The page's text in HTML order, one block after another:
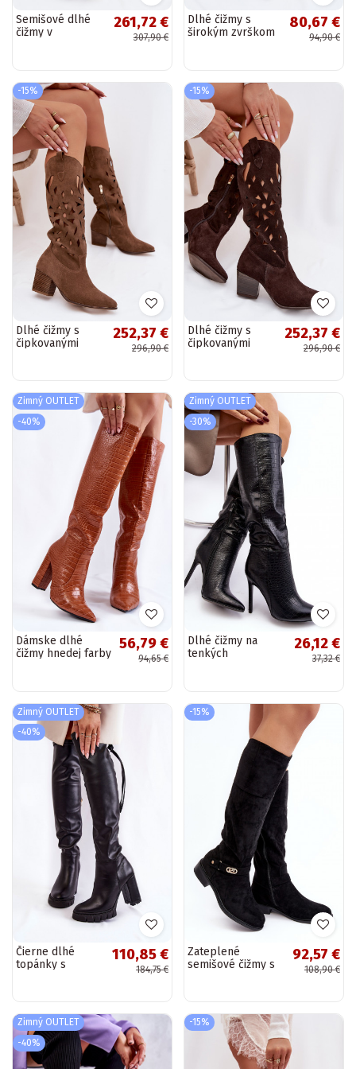
Semišové dlhé
čižmy v
Zazoo 3152
čokoládovej
farby
261,72 €
307,90 €
Dlhé čižmy s
širokým zvrškom
80,67 €
94,90 €
-15%
Dlhé čižmy s
čipkovanými
pieskové
252,37 €
296,90 €
-15%
Dlhé čižmy s
čipkovanými
hnedé
252,37 €
296,90 €
Zimný OUTLET
-40%
Dámske dlhé
čižmy hnedej farby
56,79 €
94,65 €
Zimný OUTLET
-30%
Dlhé čižmy na
tenkých
26,12 €
37,32 €
Zimný OUTLET
-40%
Čierne dlhé
topánky s
110,85 €
184,75 €
-15%
Zateplené
semišové čižmy s
čiernej farbe
92,57 €
108,90 €
Zimný OUTLET
-40%
-15%